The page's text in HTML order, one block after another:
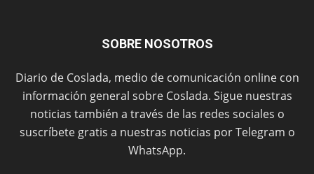
SOBRE NOSOTROS
Diario de Coslada, medio de comunicación online con
información general sobre Coslada. Sigue nuestras
noticias también a través de las redes sociales o
suscríbete gratis a nuestras noticias por Telegram o
WhatsApp.